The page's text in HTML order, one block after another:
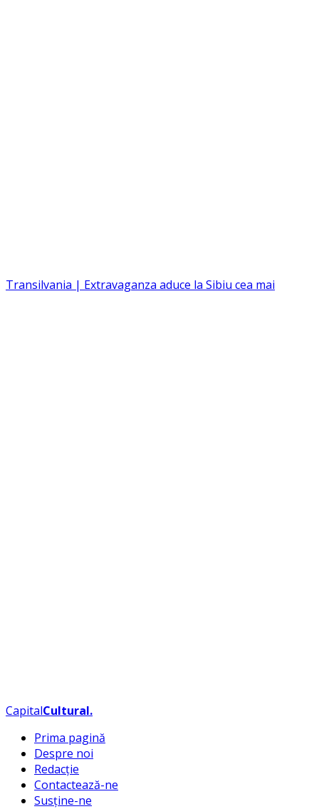
Transilvania | Extravaganza aduce la Sibiu cea mai
CapitalCultural.
Prima pagină
Despre noi
Redacție
Contactează-ne
Susține-ne